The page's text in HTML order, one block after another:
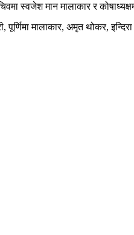
स्वजेश मान मालाकार र
मालाकार, अमृत थोकर,